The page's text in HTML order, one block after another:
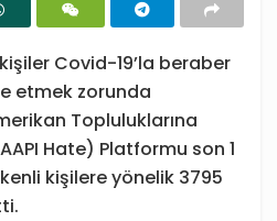
Covid-19’la beraber
etmek zorunda
Topluluklarına
Hate) Platformu son 1
kişilere yönelik 3795